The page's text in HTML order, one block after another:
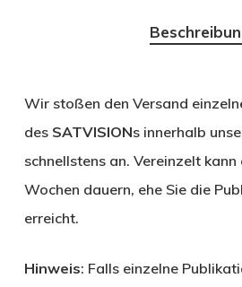
Wir stoßen den Versand
des SATVISIONs innerhalb
schnellstens an. Vereinzelt
Wochen dauern, ehe Sie die
erreicht.
Hinweis: Falls einzelne